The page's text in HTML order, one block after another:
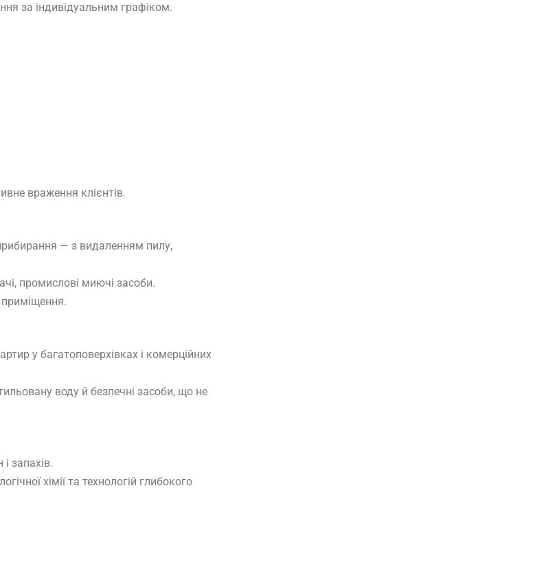
за індивідуальним графіком.
враження клієнтів.
— з видаленням пилу,
промислові миючі засоби.
приміщення.
у багатоповерхівках і комерційних
воду й безпечні засоби, що не
запахів.
хімії та технологій глибокого